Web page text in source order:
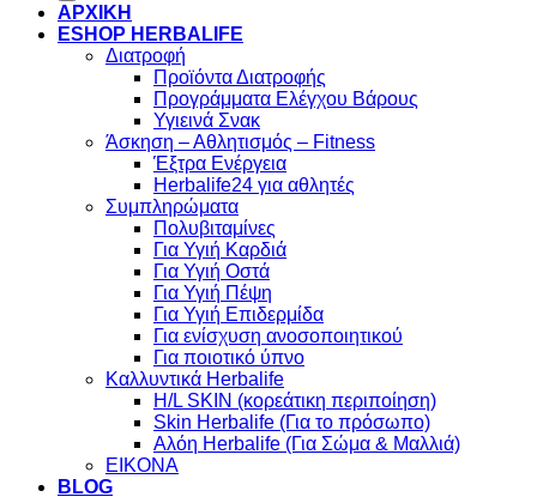
ΑΡΧΙΚΗ
ESHOP HERBALIFE
Διατροφή
Προϊόντα Διατροφής
Προγράμματα Ελέγχου Βάρους
Υγιεινά Σνακ
Άσκηση – Αθλητισμός – Fitness
Έξτρα Ενέργεια
Herbalife24 για αθλητές
Συμπληρώματα
Πολυβιταμίνες
Για Υγιή Καρδιά
Για Υγιή Οστά
Για Υγιή Πέψη
Για Υγιή Επιδερμίδα
Για ενίσχυση ανοσοποιητικού
Για ποιοτικό ύπνο
Καλλυντικά Herbalife
H/L SKIN (κορεάτικη περιποίηση)
Skin Herbalife (Για το πρόσωπο)
Αλόη Ηerbalife (Για Σώμα & Μαλλιά)
ΕΙΚΟΝΑ
BLOG